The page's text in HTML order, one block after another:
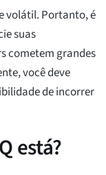
volátil. Portanto, é
suas
cometem grandes
você deve
de incorrer
está?